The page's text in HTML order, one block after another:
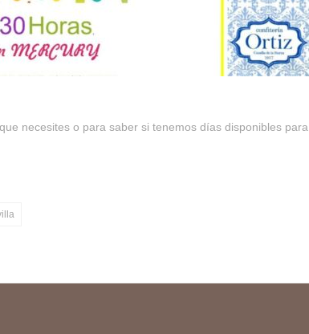
necesites o para saber si tenemos días disponibles